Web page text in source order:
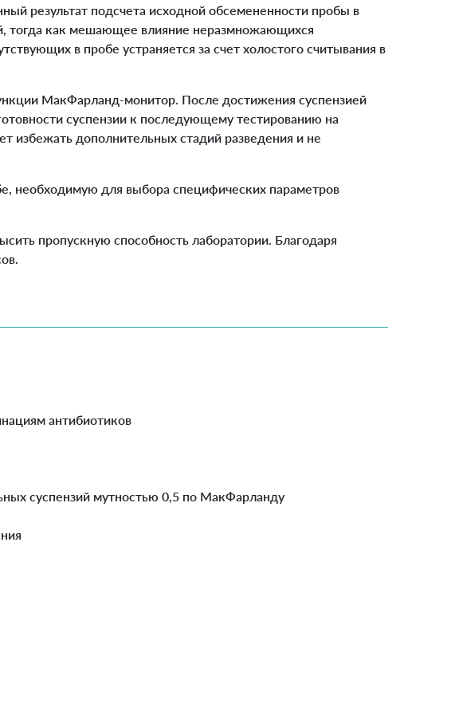
результат подсчета исходной обсемененности пробы в
тогда как мешающее влияние неразмножающихся
в пробе устраняется за счет холостого считывания в
МакФарланд-монитор. После достижения суспензией
суспензии к последующему тестированию на
избежать дополнительных стадий разведения и не
необходимую для выбора специфических параметров
пропускную способность лаборатории. Благодаря
антибиотиков
суспензий мутностью 0,5 по МакФарланду